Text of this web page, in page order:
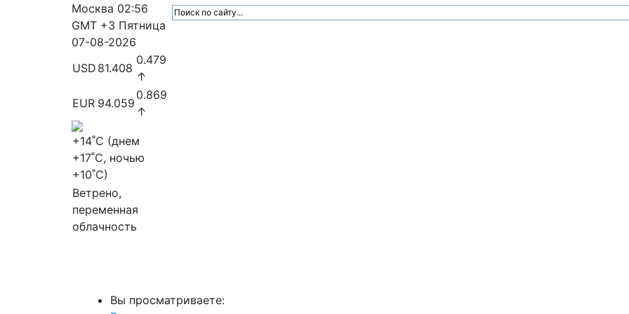
Москва 02:56
GMT +3 Пятница
07-08-2026
USD 81.408
0.479
↑
EUR 94.059
0.869
↑
+14˚C (днем
+17˚C, ночью
+10˚C)
Ветрено,
переменная
облачность
Вы просматриваете: